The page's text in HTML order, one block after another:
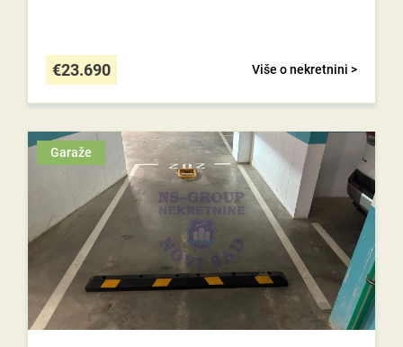
Više o nekretnini >
€23.690
Garaže